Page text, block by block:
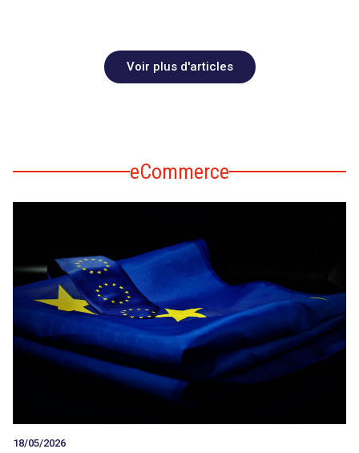
Voir plus d'articles
eCommerce
18/05/2026